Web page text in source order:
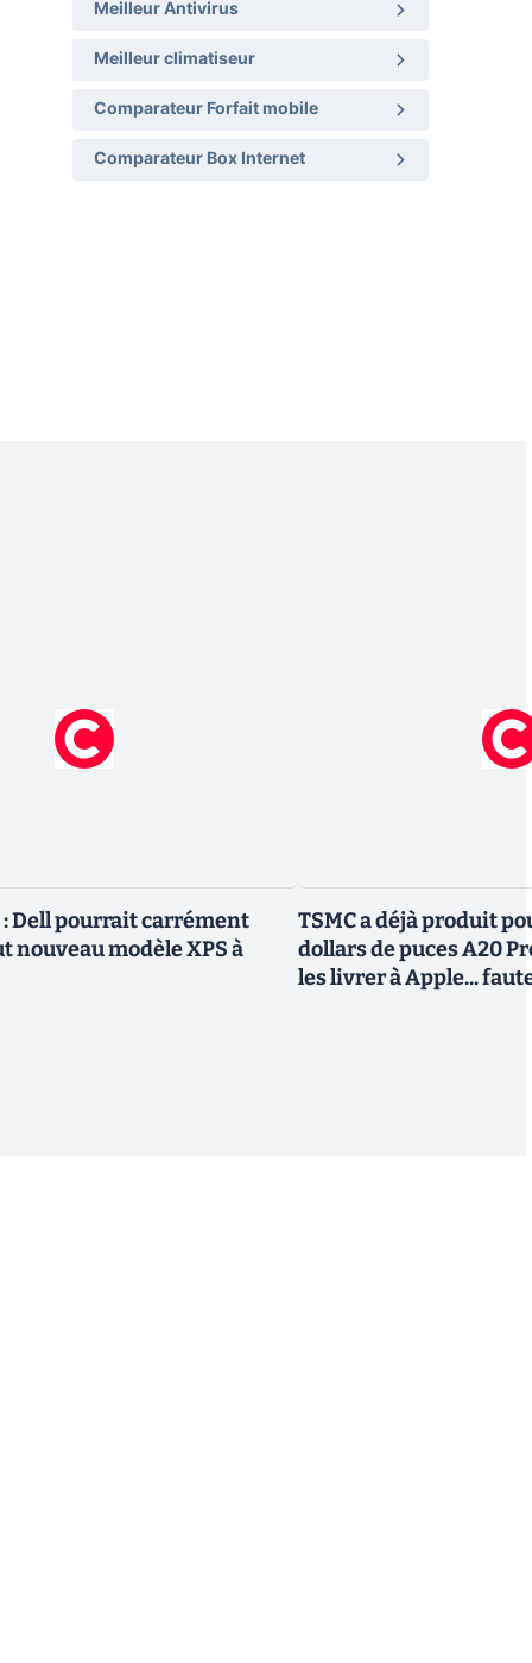
Meilleur Antivirus
Meilleur climatiseur
Comparateur Forfait mobile
Comparateur Box Internet
Dell pourrait carrément
nouveau modèle XPS à
TSMC a déjà produit
dollars de puces A20
les livrer à Apple...